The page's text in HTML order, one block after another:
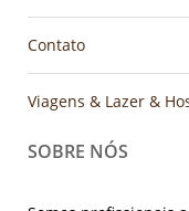
Contato
Viagens & Lazer &
SOBRE NÓS